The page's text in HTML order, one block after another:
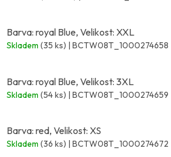
Barva: royal Blue, Velikost: XXL
Skladem (35 ks) | BCTW08T_1000274658
Barva: royal Blue, Velikost: 3XL
Skladem (54 ks) | BCTW08T_1000274659
Barva: red, Velikost: XS
Skladem (36 ks) | BCTW08T_1000274672